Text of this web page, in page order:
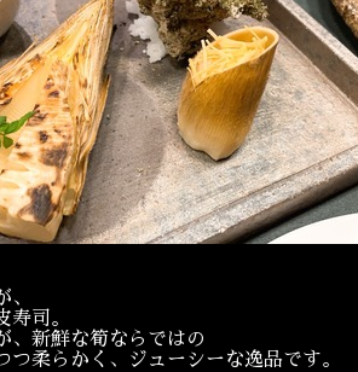
、
寿司。
、新鮮な筍ならではの
つ柔らかく、ジューシーな逸品です。